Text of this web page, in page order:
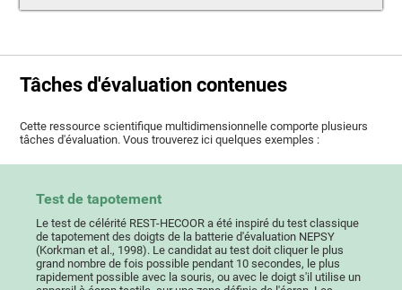
Tâches d'évaluation contenues
Cette ressource scientifique multidimensionnelle comporte plusieurs
tâches d'évaluation. Vous trouverez ici quelques exemples :
Test de tapotement
Le test de célérité REST-HECOOR a été inspiré du test classique
de tapotement des doigts de la batterie d'évaluation NEPSY
(Korkman et al., 1998). Le candidat au test doit cliquer le plus
grand nombre de fois possible pendant 10 secondes, le plus
rapidement possible avec la souris, ou avec le doigt s'il utilise un